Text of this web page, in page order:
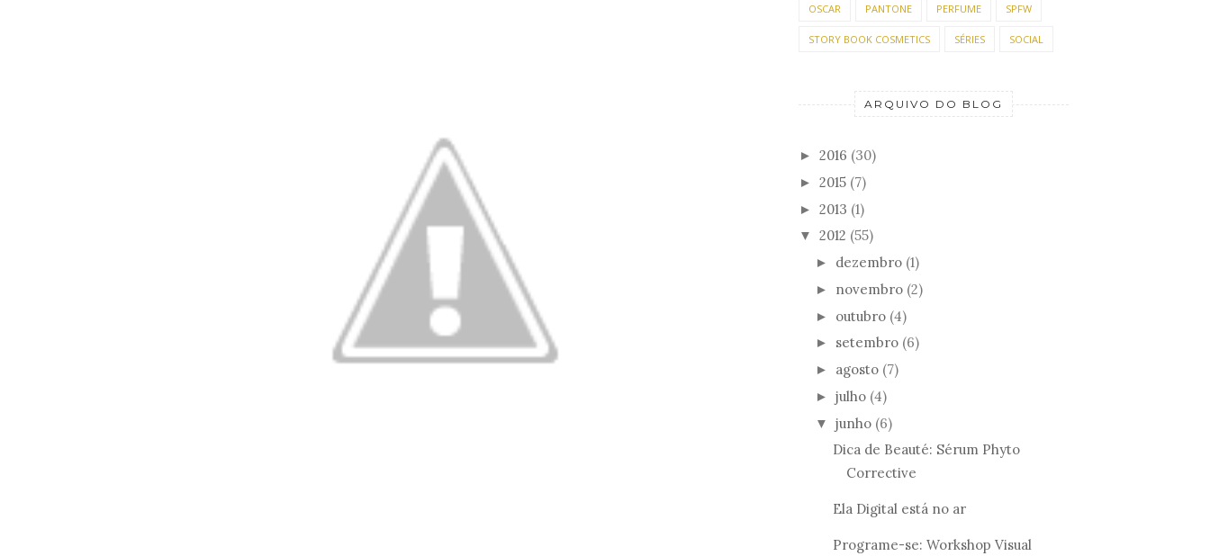
OSCAR PANTONE PERFUME SPFW
STORY BOOK COSMETICS SÉRIES SOCIAL
ARQUIVO DO BLOG
► 2016 (30)
► 2015 (7)
► 2013 (1)
▼ 2012 (55)
► dezembro (1)
► novembro (2)
► outubro (4)
► setembro (6)
► agosto (7)
► julho (4)
▼ junho (6)
Dica de Beauté: Sérum Phyto
Corrective
Ela Digital está no ar
Programe-se: Workshop Visual